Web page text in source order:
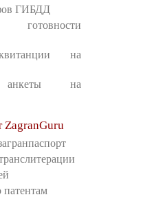
ГИБДД
на
анкеты на
ZagranGuru
патентам